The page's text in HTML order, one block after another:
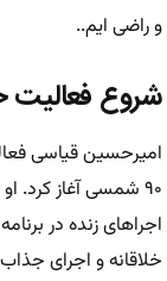
و راضی ایم..
شروع فعالیت
۹۰ شمسی آغاز
اجراهای زنده در
خلاقانه و اجرای